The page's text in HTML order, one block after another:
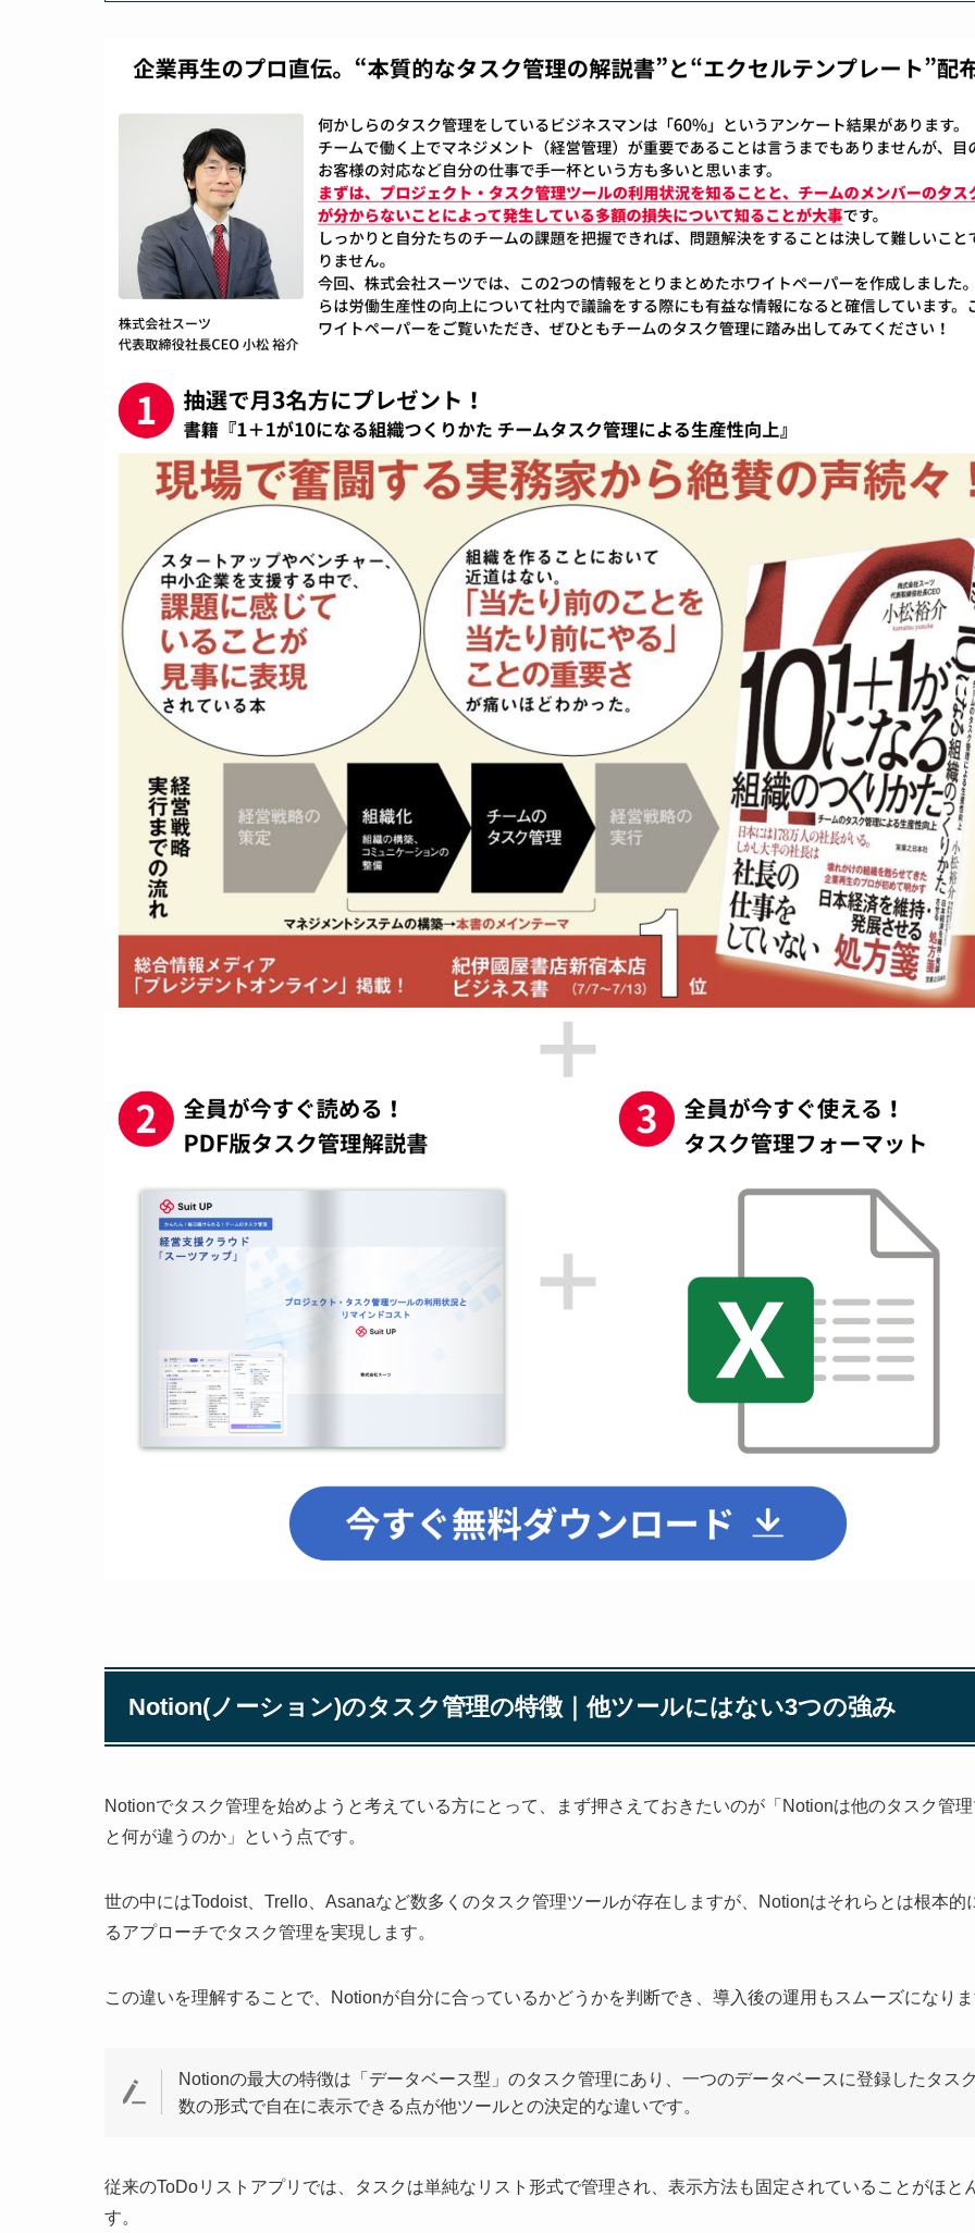
Notion(ノーション)のタスク管理の特徴｜他ツールにはない3つの強み
Notionでタスク管理を始めようと考えている方にとって、まず押さえておきたいのが「Notionは他のタスク管
と何が違うのか」という点です。
世の中にはTodoist、Trello、Asanaなど数多くのタスク管理ツールが存在しますが、Notionはそれらとは根本的
るアプローチでタスク管理を実現します。
この違いを理解することで、Notionが自分に合っているかどうかを判断でき、導入後の運用もスムーズになりま
Notionの最大の特徴は「データベース型」のタスク管理にあり、一つのデータベースに登録したタス
数の形式で自在に表示できる点が他ツールとの決定的な違いです。
従来のToDoリストアプリでは、タスクは単純なリスト形式で管理され、表示方法も固定されていることがほと
す。